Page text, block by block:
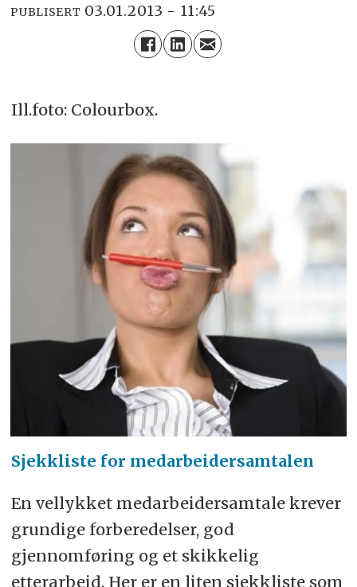
PUBLISERT 03.01.2013 - 11:45
Ill.foto: Colourbox.
Sjekkliste for medarbeidersamtalen
En vellykket medarbeidersamtale krever
grundige forberedelser, god
gjennomføring og et skikkelig
etterarbeid. Her er en liten sjekkliste som